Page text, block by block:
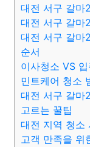
대전 서구 갈마
대전 서구 갈마
대전 서구 갈마
순서
이사청소 VS
민트케어 청소
대전 서구 갈마
고르는 꿀팁
대전 지역 청소
고객 만족을 위